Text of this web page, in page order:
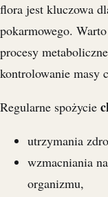
flora jest kluczowa
pokarmowego.
procesy
kontrolowanie masy
Regularne spożycie
utrzymania
wzmacniania
organizmu,